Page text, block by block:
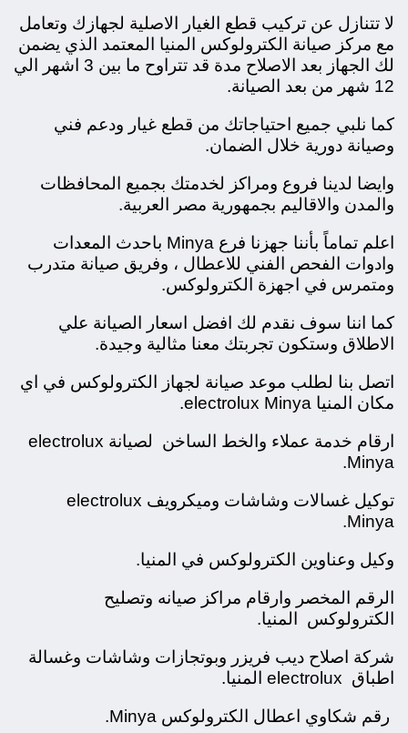
لا تتنازل عن تركيب قطع الغيار الاصلية لجهازك وتعامل
مع مركز صيانة الكترولوكس المنيا المعتمد الذي يضمن
لك الجهاز بعد الاصلاح مدة قد تتراوح ما بين 3 اشهر الي
12 شهر من بعد الصيانة.
كما نلبي جميع احتياجاتك من قطع غيار ودعم فني
وصيانة دورية خلال الضمان.
وايضا لدينا فروع ومراكز لخدمتك بجميع المحافظات
والمدن والاقاليم بجمهورية مصر العربية.
اعلم تماماً بأننا جهزنا فرع Minya باحدث المعدات
وادوات الفحص الفني للاعطال ، وفريق صيانة متدرب
ومتمرس في اجهزة الكترولوكس.
كما اننا سوف نقدم لك افضل اسعار الصيانة علي
الاطلاق وستكون تجربتك معنا مثالية وجيدة.
اتصل بنا لطلب موعد صيانة لجهاز الكترولوكس في اي
مكان المنيا electrolux Minya.
ارقام خدمة عملاء والخط الساخن لصيانة electrolux
Minya.
توكيل غسالات وشاشات وميكرويف electrolux
Minya.
وكيل وعناوين الكترولوكس في المنيا.
الرقم المخصر وارقام مراكز صيانه وتصليح
الكترولوكس المنيا.
شركة اصلاح ديب فريزر وبوتجازات وشاشات وغسالة
اطباق electrolux المنيا.
رقم شكاوي اعطال الكترولوكس Minya.